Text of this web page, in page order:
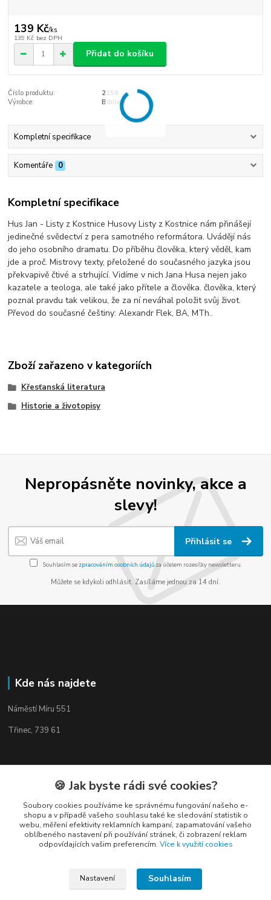
139 Kč/ks
139 Kč bez DPH
Přidat do košíku
Číslo produktu:
2259
Výrobce:
Biblion
Kompletní specifikace
Komentáře 0
Kompletní specifikace
Hus Jan - Listy z Kostnice Husovy Listy z Kostnice nám přinášejí
jedinečné svědectví z pera samotného reformátora. Uvádějí nás
do jeho osobního dramatu. Do příběhu člověka, který věděl, kam
jde a proč. Mistrovy texty, přeložené do současného jazyka jsou
překvapivě čtivé a strhující. Vidíme v nich Jana Husa nejen jako
kazatele a teologa, ale také jako přítele a člověka. člověka, který
poznal pravdu tak velikou, že za ní neváhal položit svůj život.
Převod do současné češtiny: Alexandr Flek, BA, MTh..
Zboží zařazeno v kategoriích
Křesťanská literatura
Historie a životopisy
Nepropásněte novinky, akce a
slevy!
Přihlásit se
Souhlasím se zpracováním osobních údajůza účelem rozesílky newsletteru.
Můžete se kdykoli odhlásit. Zasíláme jednou za 14 dní.
Kde nás najdete
Náměstí Míru 551
Třinec, 739 61
Kontakty
🍪 Jak byste rádi své cookies?
Soubory cookies používáme ke správnému fungování našeho e-
shopu a v případě vašeho souhlasu také ke sledování statistik o
webu, měření efektivity reklamních kampaní, zapamatování vašeho
oblíbeného nastavení při používání stránek, či zobrazení reklam
odpovídajících vašim preferencím. Více k využití cookies
Nastavení Souhlasím